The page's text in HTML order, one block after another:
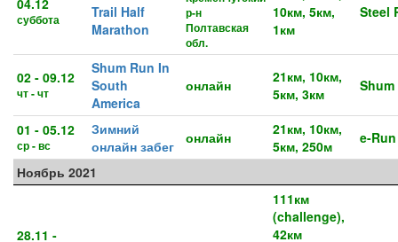
04.12
суббота
Trail Half
Marathon
р-н
Полтавская
обл.
10км, 5км,
1км
Steel
02 - 09.12
чт - чт
Shum Run In
South
America
онлайн
21км, 10км,
5км, 3км
01 - 05.12
ср - вс
Зимний
онлайн забег
онлайн
21км, 10км,
5км, 250м
e-Run
Ноябрь 2021
28.11 -
111км
(challenge),
42км